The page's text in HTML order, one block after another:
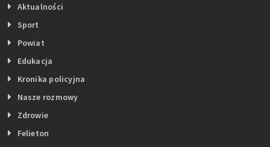
Aktualności
Sport
Powiat
Edukacja
Kronika policyjna
Nasze rozmowy
Zdrowie
Felieton